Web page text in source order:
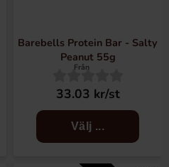
Barebells Protein Bar - Salty
Peanut 55g
Från
33.03 kr/st
Välj ...